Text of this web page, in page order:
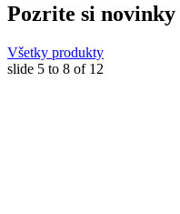
Pozrite si novinky
Všetky produkty
slide 5 to 8 of 12